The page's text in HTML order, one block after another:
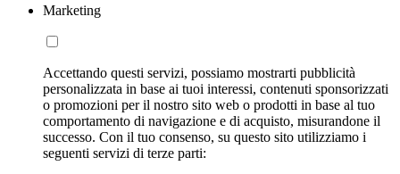
Marketing
Accettando questi servizi, possiamo mostrarti pubblicità
personalizzata in base ai tuoi interessi, contenuti sponsorizzati
o promozioni per il nostro sito web o prodotti in base al tuo
comportamento di navigazione e di acquisto, misurandone il
successo. Con il tuo consenso, su questo sito utilizziamo i
seguenti servizi di terze parti: